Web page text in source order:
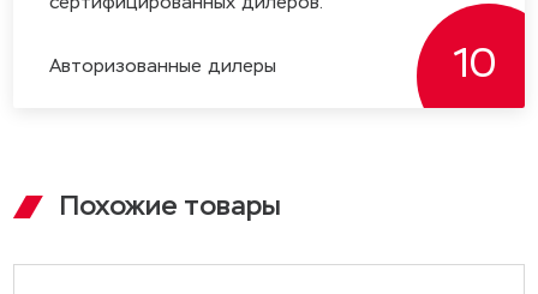
Авторизoванные дилеры 10
Похожие товары